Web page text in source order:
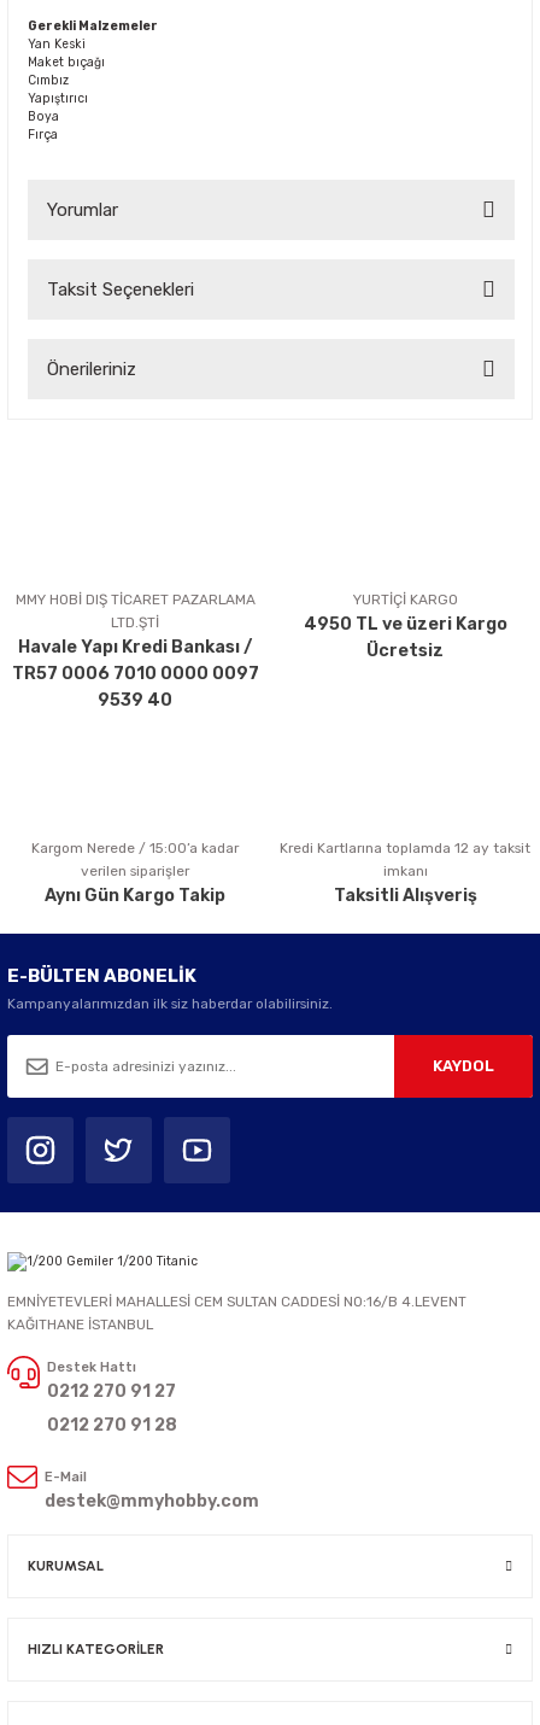
Gerekli Malzemeler
Yan Keski
Maket bıçağı
Cımbız
Yapıştırıcı
Boya
Fırça
Yorumlar
Taksit Seçenekleri
Önerileriniz
Ürün açıklamasında eksik bilgiler bulunuyor.
Ürün bilgilerinde hatalar bulunuyor.
Ürün fiyatı diğer sitelerden daha pahalı.
Bu ürüne benzer farklı alternatifler olmalı.
Gönder
MMY HOBİ DIŞ TİCARET PAZARLAMA
LTD.ŞTİ
Havale Yapı Kredi Bankası /
TR57 0006 7010 0000 0097
9539 40
YURTİÇİ KARGO
4950 TL ve üzeri Kargo
Ücretsiz
Kargom Nerede / 15:00’a kadar
verilen siparişler
Aynı Gün Kargo Takip
Kredi Kartlarına toplamda 12 ay taksit
imkanı
Taksitli Alışveriş
E-BÜLTEN ABONELİK
Kampanyalarımızdan ilk siz haberdar olabilirsiniz.
KAYDOL
EMNİYETEVLERİ MAHALLESİ CEM SULTAN CADDESİ NO:16/B 4.LEVENT
KAĞITHANE İSTANBUL
Destek Hattı
0212 270 91 27
0212 270 91 28
E-Mail
destek@mmyhobby.com
KURUMSAL
HIZLI KATEGORİLER